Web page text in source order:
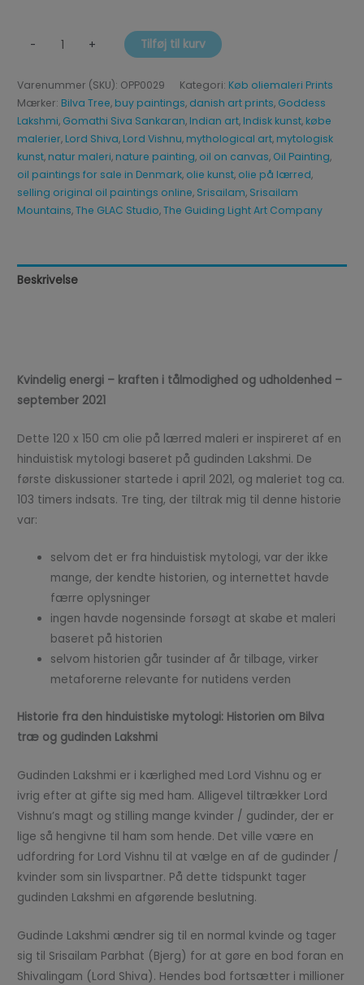
- + Tilføj til kurv
Varenummer (SKU): OPP0029 Kategori: Køb oliemaleri Prints
Mærker: Bilva Tree, buy paintings, danish art prints, Goddess
Lakshmi, Gomathi Siva Sankaran, Indian art, Indisk kunst, købe
malerier, Lord Shiva, Lord Vishnu, mythological art, mytologisk
kunst, natur maleri, nature painting, oil on canvas, Oil Painting,
oil paintings for sale in Denmark, olie kunst, olie på lærred,
selling original oil paintings online, Srisailam, Srisailam
Mountains,The GLAC Studio,The Guiding Light Art Company
Beskrivelse
Kvindelig energi – kraften i tålmodighed og udholdenhed –
september 2021
Dette 120 x 150 cm olie på lærred maleri er inspireret af en
hinduistisk mytologi baseret på gudinden Lakshmi. De
første diskussioner startede i april 2021, og maleriet tog ca.
103 timers indsats. Tre ting, der tiltrak mig til denne historie
var:
selvom det er fra hinduistisk mytologi, var der ikke
mange, der kendte historien, og internettet havde
færre oplysninger
ingen havde nogensinde forsøgt at skabe et maleri
baseret på historien
selvom historien går tusinder af år tilbage, virker
metaforerne relevante for nutidens verden
Historie fra den hinduistiske mytologi: Historien om Bilva
træ og gudinden Lakshmi
Gudinden Lakshmi er i kærlighed med Lord Vishnu og er
ivrig efter at gifte sig med ham. Alligevel tiltrækker Lord
Vishnu’s magt og stilling mange kvinder / gudinder, der er
lige så hengivne til ham som hende. Det ville være en
udfordring for Lord Vishnu til at vælge en af de gudinder /
kvinder som sin livspartner. På dette tidspunkt tager
gudinden Lakshmi en afgørende beslutning.
Gudinde Lakshmi ændrer sig til en normal kvinde og tager
sig til Srisailam Parbhat (Bjerg) for at gøre en bod foran en
Shivalingam (Lord Shiva). Hendes bod fortsætter i millioner